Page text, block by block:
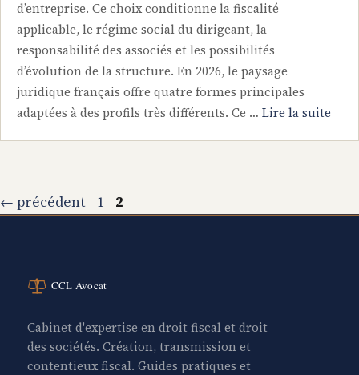
d’entreprise. Ce choix conditionne la fiscalité
applicable, le régime social du dirigeant, la
responsabilité des associés et les possibilités
d’évolution de la structure. En 2026, le paysage
juridique français offre quatre formes principales
adaptées à des profils très différents. Ce …Lire la suite
← précédent Page
1 Page
2
Cabinet d'expertise en droit fiscal et droit
des sociétés. Création, transmission et
contentieux fiscal. Guides pratiques et